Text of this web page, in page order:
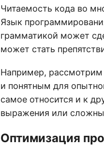
Читаемость кода во
Язык
грамматикой может
может стать
Например,
и понятным для
самое относится и к
выражения или
Оптимизация